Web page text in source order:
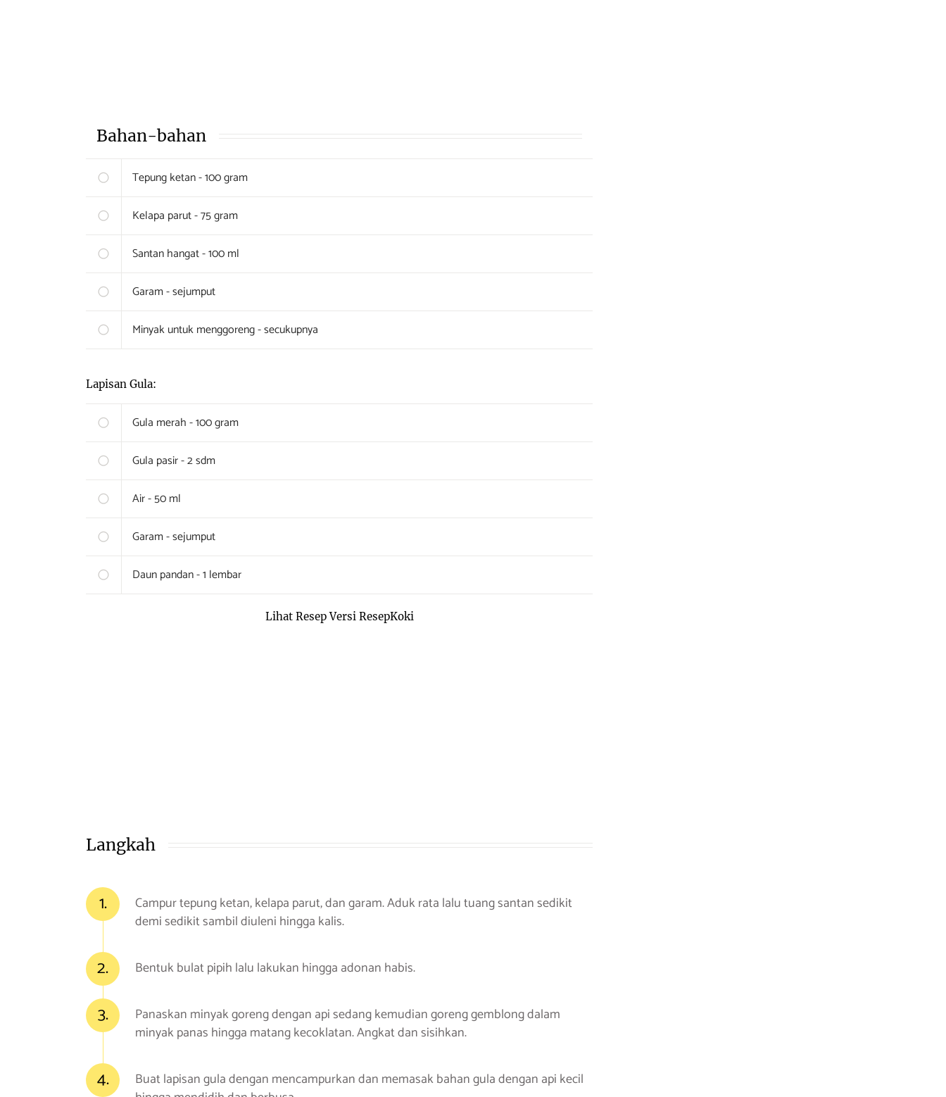
Bahan-bahan
Tepung ketan - 100 gram
Kelapa parut - 75 gram
Santan hangat - 100 ml
Garam - sejumput
Minyak untuk menggoreng - secukupnya
Lapisan Gula:
Gula merah - 100 gram
Gula pasir - 2 sdm
Air - 50 ml
Garam - sejumput
Daun pandan - 1 lembar
Lihat Resep Versi ResepKoki
Langkah
1.
Campur tepung ketan, kelapa parut, dan garam. Aduk rata lalu tuang santan sedikit
demi sedikit sambil diuleni hingga kalis.
2. Bentuk bulat pipih lalu lakukan hingga adonan habis.
3.
Panaskan minyak goreng dengan api sedang kemudian goreng gemblong dalam
minyak panas hingga matang kecoklatan. Angkat dan sisihkan.
4.
Buat lapisan gula dengan mencampurkan dan memasak bahan gula dengan api kecil